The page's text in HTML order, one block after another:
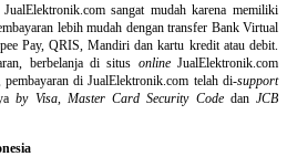
JualElektronik.com sangat mudah karena memiliki
lebih mudah dengan transfer Bank Virtual
Pay, QRIS, Mandiri dan kartu kredit atau debit.
berbelanja di situs onlineJualElektronik.com
di JualElektronik.com telah di-support
by Visa, Master Card Security Codedan JCB